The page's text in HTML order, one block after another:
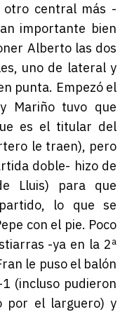
otro central más -
importante bien
Alberto las dos
uno de lateral y
punta. Empezó el
Mariño tuvo que
es el titular del
le traen), pero
doble- hizo de
Lluis) para que
lo que se
con el pie. Poco
-ya en la 2ª
le puso el balón
1 (incluso pudieron
por el larguero) y